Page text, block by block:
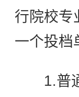
行院校专
一个投档
1.普通